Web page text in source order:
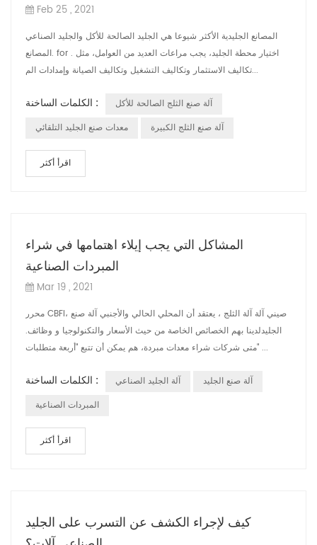
Feb 25 , 2021
المصانع الجليدية الأكثر شيوعا هي الجليد الصالحة للأكل والجليد الصناعي
المصانع. for . اختيار محطة الجليد، يجب مراعات العديد من العوامل، مثل
تكاليف الاستثمار وتكاليف التشغيل وتكاليف الصيانة وإمدادات الم...
الكلمات الساخنة :
آلة صنع الثلج الصالحة للأكل
معدات صنع الجليد التلقائي
آلة صنع الثلج الكبيرة
اقرأ أكثر
المشاكل التي يجب إيلاء اهتمامها في شراء
المبردات الصناعية
Mar 19 , 2021
محرر CBFI، صيني آلة آلة الثلج ، يعتقد أن المحلي الحالي والأجنبي آلة صنع
الجليدلدينا بهم الخصائص الخاصة من حيث الأسعار والتكنولوجيا و وظائف.
متى شركات شراء معدات مبردة، هم يمكن أن تتبع "أربعة متطلبات" ...
الكلمات الساخنة : آلة الجليد الصناعي
آلة صنع الجليد
المبردات الصناعية
اقرأ أكثر
كيف لإجراء الكشف عن التسرب على الجليد